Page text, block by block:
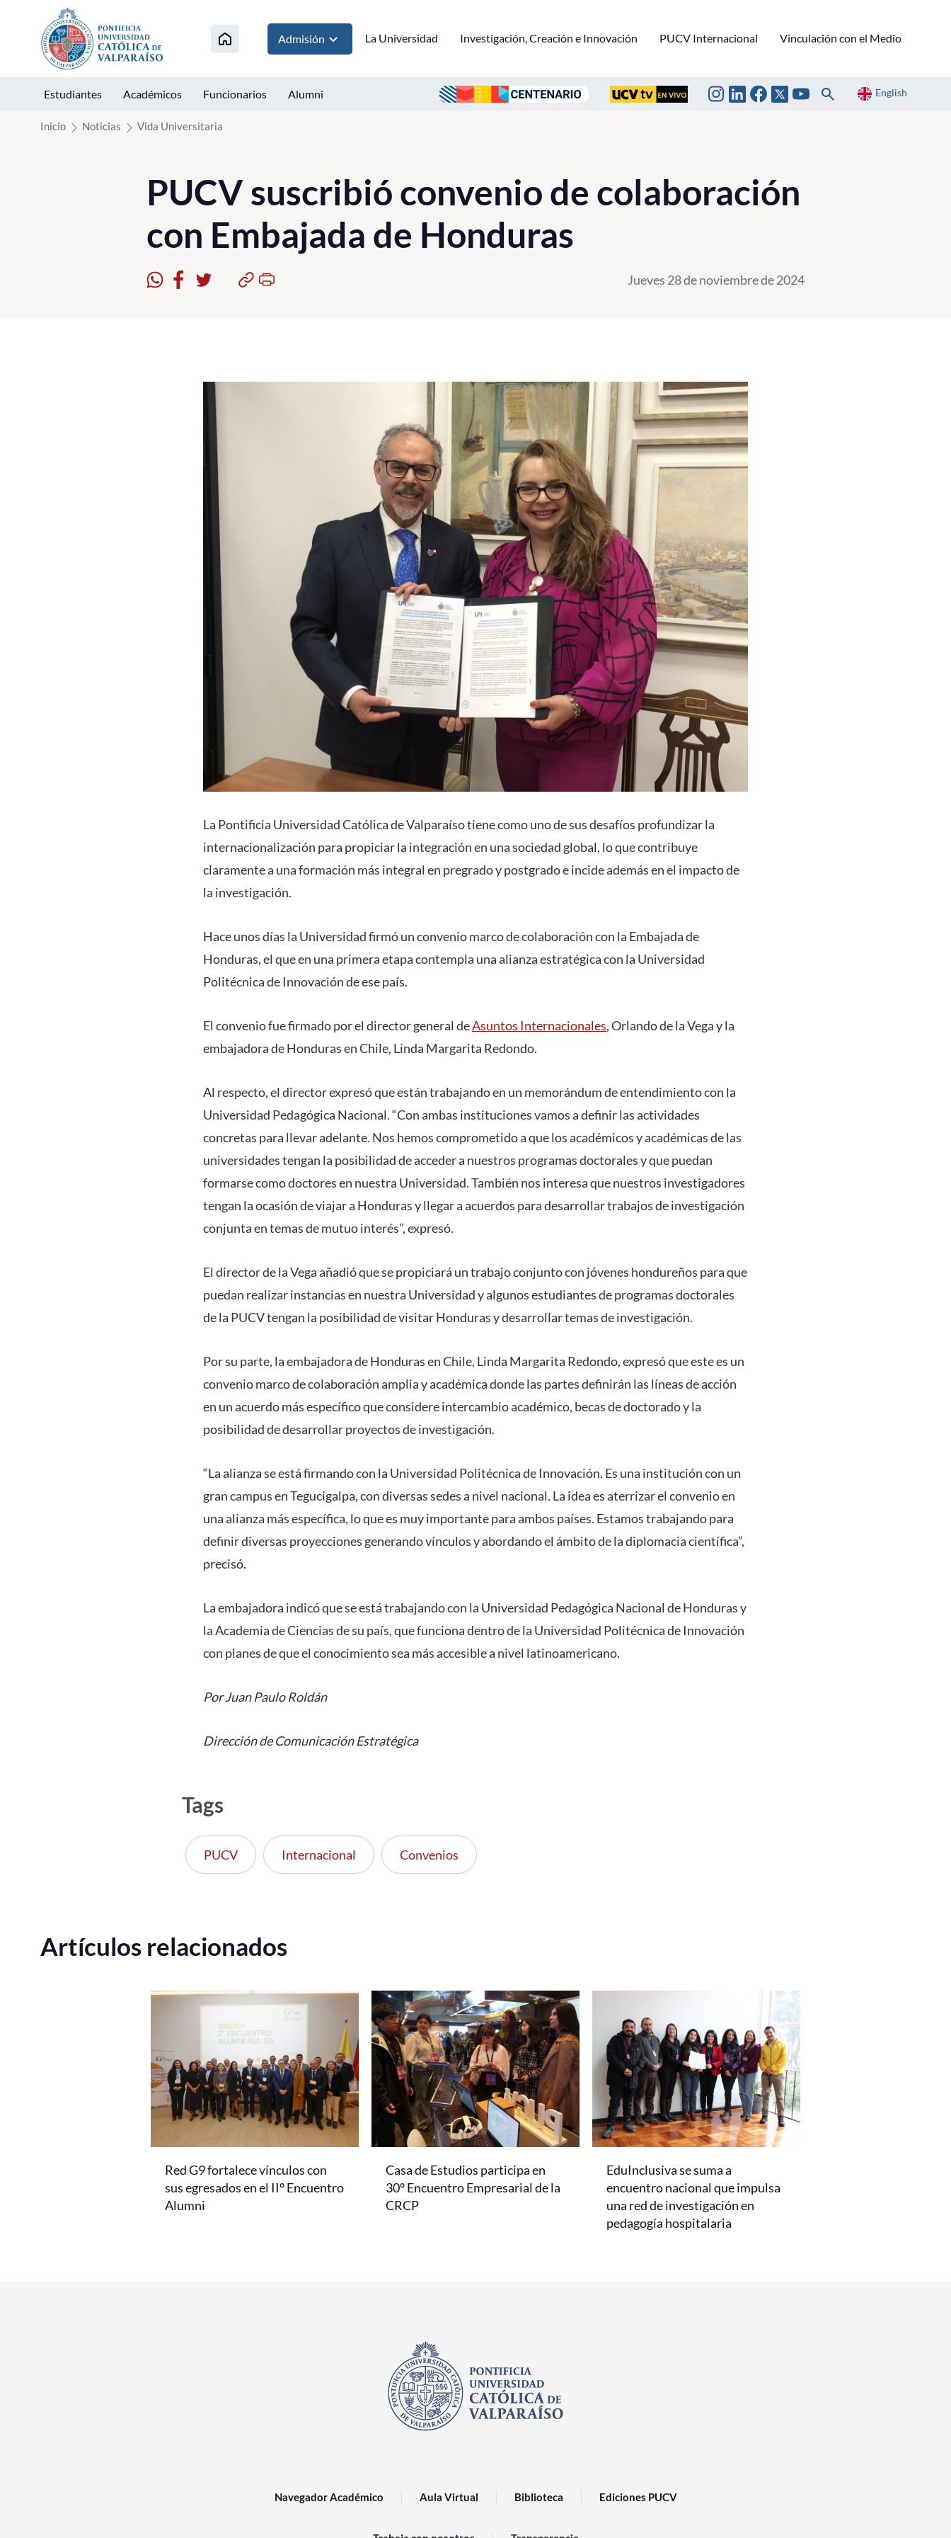
Click acá para ir directamente al contenido
Admisión La Universidad Investigación, Creación e Innovación PUCV Internacional Vinculación con el Medio
Estudiantes Académicos Funcionarios Alumni English
Inicio Noticias Vida Universitaria
PUCV suscribió convenio de colaboración
con Embajada de Honduras
Jueves 28 de noviembre de 2024
La Pontificia Universidad Católica de Valparaíso tiene como uno de sus desafíos profundizar la
internacionalización para propiciar la integración en una sociedad global, lo que contribuye
claramente a una formación más integral en pregrado y postgrado e incide además en el impacto de
la investigación.
Hace unos días la Universidad firmó un convenio marco de colaboración con la Embajada de
Honduras, el que en una primera etapa contempla una alianza estratégica con la Universidad
Politécnica de Innovación de ese país.
El convenio fue firmado por el director general deAsuntos Internacionales, Orlando de la Vega y la
embajadora de Honduras en Chile, Linda Margarita Redondo.
Al respecto, el director expresó que están trabajando en un memorándum de entendimiento con la
Universidad Pedagógica Nacional. “Con ambas instituciones vamos a definir las actividades
concretas para llevar adelante. Nos hemos comprometido a que los académicos y académicas de las
universidades tengan la posibilidad de acceder a nuestros programas doctorales y que puedan
formarse como doctores en nuestra Universidad. También nos interesa que nuestros investigadores
tengan la ocasión de viajar a Honduras y llegar a acuerdos para desarrollar trabajos de investigación
conjunta en temas de mutuo interés”, expresó.
El director de la Vega añadió que se propiciará un trabajo conjunto con jóvenes hondureños para que
puedan realizar instancias en nuestra Universidad y algunos estudiantes de programas doctorales
de la PUCV tengan la posibilidad de visitar Honduras y desarrollar temas de investigación.
Por su parte, la embajadora de Honduras en Chile, Linda Margarita Redondo, expresó que este es un
convenio marco de colaboración amplia y académica donde las partes definirán las líneas de acción
en un acuerdo más específico que considere intercambio académico, becas de doctorado y la
posibilidad de desarrollar proyectos de investigación.
“La alianza se está firmando con la Universidad Politécnica de Innovación. Es una institución con un
gran campus en Tegucigalpa, con diversas sedes a nivel nacional. La idea es aterrizar el convenio en
una alianza más específica, lo que es muy importante para ambos países. Estamos trabajando para
definir diversas proyecciones generando vínculos y abordando el ámbito de la diplomacia científica”,
precisó.
La embajadora indicó que se está trabajando con la Universidad Pedagógica Nacional de Honduras y
la Academia de Ciencias de su país, que funciona dentro de la Universidad Politécnica de Innovación
con planes de que el conocimiento sea más accesible a nivel latinoamericano.
Por Juan Paulo Roldán
Dirección de Comunicación Estratégica
Tags
PUCV Internacional Convenios
Artículos relacionados
Red G9 fortalece vínculos con
sus egresados en el II° Encuentro
Alumni
Casa de Estudios participa en
30° Encuentro Empresarial de la
CRCP
EduInclusiva se suma a
encuentro nacional que impulsa
una red de investigación en
pedagogía hospitalaria
Navegador Académico Aula Virtual Biblioteca Ediciones PUCV